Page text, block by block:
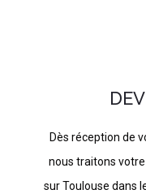
Dès réception de
nous traitons
sur Toulouse dans